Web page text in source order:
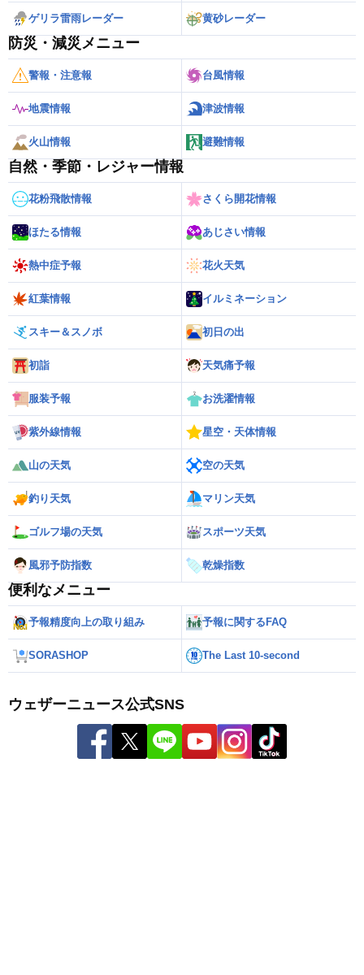
ゲリラ雷雨レーダー 黄砂レーダー
防災・減災メニュー
警報・注意報 台風情報
地震情報 津波情報
火山情報 避難情報
自然・季節・レジャー情報
花粉飛散情報 さくら開花情報
ほたる情報 あじさい情報
熱中症予報 花火天気
紅葉情報 イルミネーション
スキー＆スノボ 初日の出
初詣 天気痛予報
服装予報 お洗濯情報
紫外線情報 星空・天体情報
山の天気 空の天気
釣り天気 マリン天気
ゴルフ場の天気 スポーツ天気
風邪予防指数 乾燥指数
便利なメニュー
予報精度向上の取り組み 予報に関するFAQ
SORASHOP The Last 10-second
ウェザーニュース公式SNS